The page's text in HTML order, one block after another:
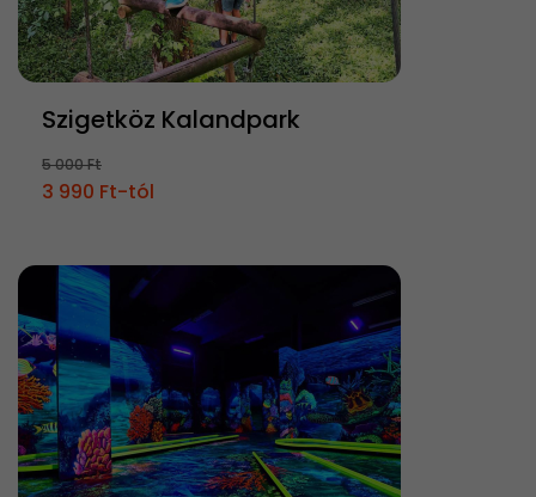
Szigetköz Kalandpark
5 000 Ft
3 990 Ft-tól